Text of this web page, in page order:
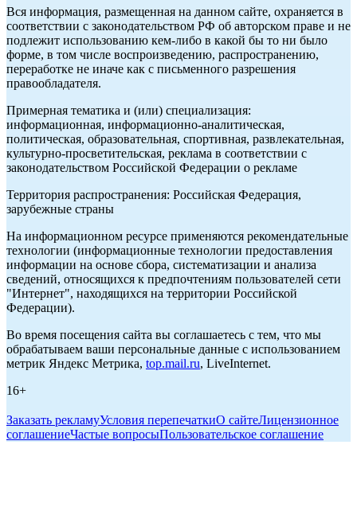
Вся информация, размещенная на данном сайте, охраняется в
соответствии с законодательством РФ об авторском праве и не
подлежит использованию кем-либо в какой бы то ни было
форме, в том числе воспроизведению, распространению,
переработке не иначе как с письменного разрешения
правообладателя.
Примерная тематика и (или) специализация:
информационная, информационно-аналитическая,
политическая, образовательная, спортивная, развлекательная,
культурно-просветительская, реклама в соответствии с
законодательством Российской Федерации о рекламе
Территория распространения: Российская Федерация,
зарубежные страны
На информационном ресурсе применяются рекомендательные
технологии (информационные технологии предоставления
информации на основе сбора, систематизации и анализа
сведений, относящихся к предпочтениям пользователей сети
"Интернет", находящихся на территории Российской
Федерации).
Во время посещения сайта вы соглашаетесь с тем, что мы
обрабатываем ваши персональные данные с использованием
метрик Яндекс Метрика, top.mail.ru, LiveInternet.
16+
Заказать рекламуУсловия перепечаткиО сайтеЛицензионное
соглашениеЧастые вопросыПользовательское соглашение